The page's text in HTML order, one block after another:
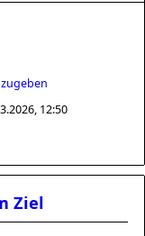
12:50
Ziel